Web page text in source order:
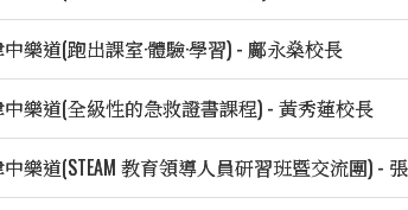
樂道(跑出課室·體驗·學習) - 鄺永燊校長
樂道(全級性的急救證書課程) - 黃秀蓮校長
樂道(STEAM 教育領導人員研習班暨交流團) -